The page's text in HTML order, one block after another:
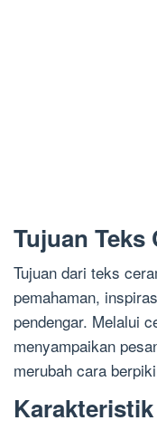
Tujuan Teks
Tujuan dari teks
pemahaman,
pendengar. Melalui
menyampaikan
merubah cara